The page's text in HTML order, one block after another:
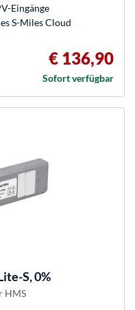
Eingänge
S-Miles Cloud
€ 136,90
Sofort verfügbar
S, 0%
HMS